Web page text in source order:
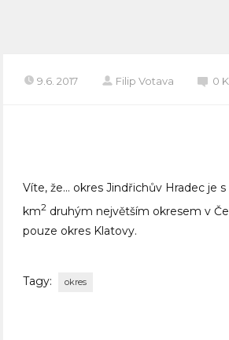
9.6. 2017 Filip Votava 0
Víte, že… okres Jindřichův Hradec je
km2 druhým největším okresem v
pouze okres Klatovy.
Tagy: okres